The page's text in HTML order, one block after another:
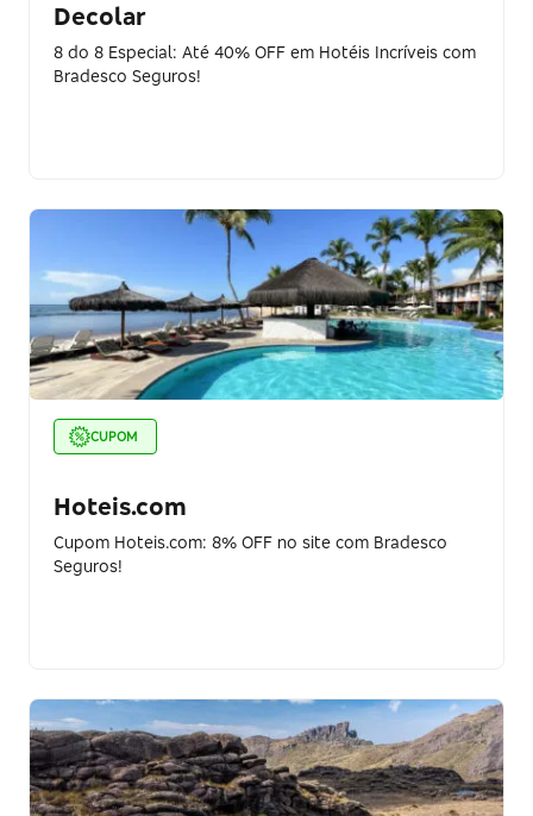
Decolar
8 do 8 Especial: Até 40% OFF em Hotéis Incríveis com
Bradesco Seguros!
CUPOM
Hoteis.com
Cupom Hoteis.com: 8% OFF no site com Bradesco
Seguros!